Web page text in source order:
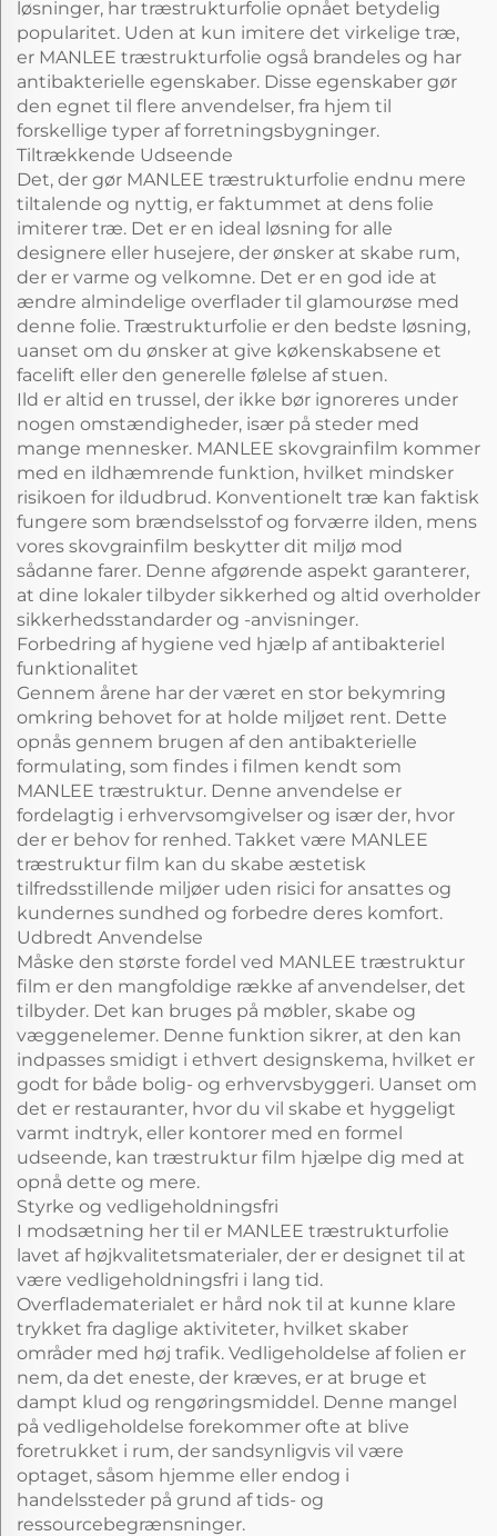
løsninger, har træstrukturfolie opnået betydelig
popularitet. Uden at kun imitere det virkelige træ,
er MANLEE træstrukturfolie også brandeles og har
antibakterielle egenskaber. Disse egenskaber gør
den egnet til flere anvendelser, fra hjem til
forskellige typer af forretningsbygninger.
Tiltrækkende Udseende
Det, der gør MANLEE træstrukturfolie endnu mere
tiltalende og nyttig, er faktummet at dens folie
imiterer træ. Det er en ideal løsning for alle
designere eller husejere, der ønsker at skabe rum,
der er varme og velkomne. Det er en god ide at
ændre almindelige overflader til glamourøse med
denne folie. Træstrukturfolie er den bedste løsning,
uanset om du ønsker at give køkenskabsene et
facelift eller den generelle følelse af stuen.
Ild er altid en trussel, der ikke bør ignoreres under
nogen omstændigheder, især på steder med
mange mennesker. MANLEE skovgrainfilm kommer
med en ildhæmrende funktion, hvilket mindsker
risikoen for ildudbrud. Konventionelt træ kan faktisk
fungere som brændselsstof og forværre ilden, mens
vores skovgrainfilm beskytter dit miljø mod
sådanne farer. Denne afgørende aspekt garanterer,
at dine lokaler tilbyder sikkerhed og altid overholder
sikkerhedsstandarder og -anvisninger.
Forbedring af hygiene ved hjælp af antibakteriel
funktionalitet
Gennem årene har der været en stor bekymring
omkring behovet for at holde miljøet rent. Dette
opnås gennem brugen af den antibakterielle
formulating, som findes i filmen kendt som
MANLEE træstruktur. Denne anvendelse er
fordelagtig i erhvervsomgivelser og især der, hvor
der er behov for renhed. Takket være MANLEE
træstruktur film kan du skabe æstetisk
tilfredsstillende miljøer uden risici for ansattes og
kundernes sundhed og forbedre deres komfort.
Udbredt Anvendelse
Måske den største fordel ved MANLEE træstruktur
film er den mangfoldige række af anvendelser, det
tilbyder. Det kan bruges på møbler, skabe og
væggenelemer. Denne funktion sikrer, at den kan
indpasses smidigt i ethvert designskema, hvilket er
godt for både bolig- og erhvervsbyggeri. Uanset om
det er restauranter, hvor du vil skabe et hyggeligt
varmt indtryk, eller kontorer med en formel
udseende, kan træstruktur film hjælpe dig med at
opnå dette og mere.
Styrke og vedligeholdningsfri
I modsætning her til er MANLEE træstrukturfolie
lavet af højkvalitetsmaterialer, der er designet til at
være vedligeholdningsfri i lang tid.
Overfladematerialet er hård nok til at kunne klare
trykket fra daglige aktiviteter, hvilket skaber
områder med høj trafik. Vedligeholdelse af folien er
nem, da det eneste, der kræves, er at bruge et
dampt klud og rengøringsmiddel. Denne mangel
på vedligeholdelse forekommer ofte at blive
foretrukket i rum, der sandsynligvis vil være
optaget, såsom hjemme eller endog i
handelssteder på grund af tids- og
ressourcebegrænsninger.